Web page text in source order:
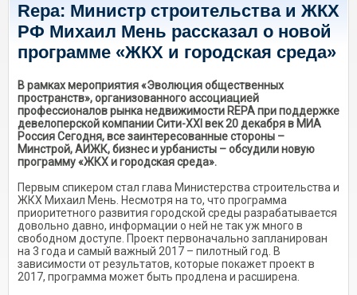
Repa: Министр строительства и ЖКХ
РФ Михаил Мень рассказал о новой
программе «ЖКХ и городская среда»
В рамках мероприятия «Эволюция общественных
пространств», организованного ассоциацией
профессионалов рынка недвижимости REPA при поддержке
девелоперской компании Сити-XXI век 20 декабря в МИА
Россия Сегодня, все заинтересованные стороны –
Минстрой, АИЖК, бизнес и урбанисты – обсудили новую
программу «ЖКХ и городская среда».
Первым спикером стал глава Министерства строительства и
ЖКХ Михаил Мень. Несмотря на то, что программа
приоритетного развития городской среды разрабатывается
довольно давно, информации о ней не так уж много в
свободном доступе. Проект первоначально запланирован
на 3 года и самый важный 2017 – пилотный год. В
зависимости от результатов, которые покажет проект в
2017, программа может быть продлена и расширена.